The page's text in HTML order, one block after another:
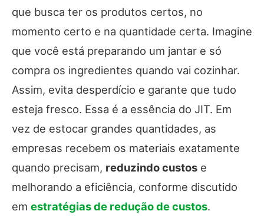
que busca ter os produtos certos, no
momento certo e na quantidade certa. Imagine
que você está preparando um jantar e só
compra os ingredientes quando vai cozinhar.
Assim, evita desperdício e garante que tudo
esteja fresco. Essa é a essência do JIT. Em
vez de estocar grandes quantidades, as
empresas recebem os materiais exatamente
quando precisam, reduzindo custos e
melhorando a eficiência, conforme discutido
em estratégias de redução de custos.